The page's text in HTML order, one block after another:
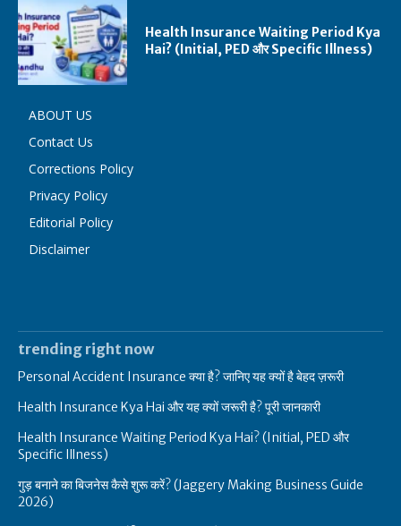
Health Insurance Waiting Period Kya
Hai? (Initial, PED और Specific Illness)
ABOUT US
Contact Us
Corrections Policy
Privacy Policy
Editorial Policy
Disclaimer
trending right now
Personal Accident Insurance क्या है? जानिए यह क्यों है बेहद ज़रूरी
Health Insurance Kya Hai और यह क्यों जरूरी है? पूरी जानकारी
Health Insurance Waiting Period Kya Hai? (Initial, PED और
Specific Illness)
गुड़ बनाने का बिजनेस कैसे शुरू करें? (Jaggery Making Business Guide
2026)